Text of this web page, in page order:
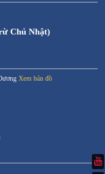
Chủ Nhật)
Xem bản đồ